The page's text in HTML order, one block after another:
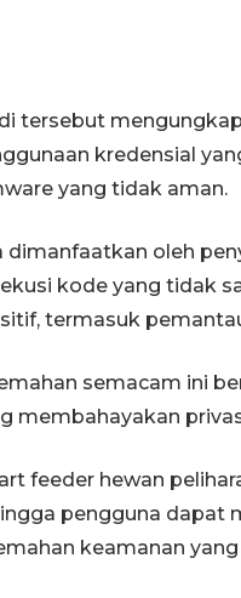
tersebut
kredensial
yang tidak aman.
dimanfaatkan oleh
kode yang tidak
termasuk
semacam ini
membahayakan
feeder hewan
pengguna dapat
keamanan